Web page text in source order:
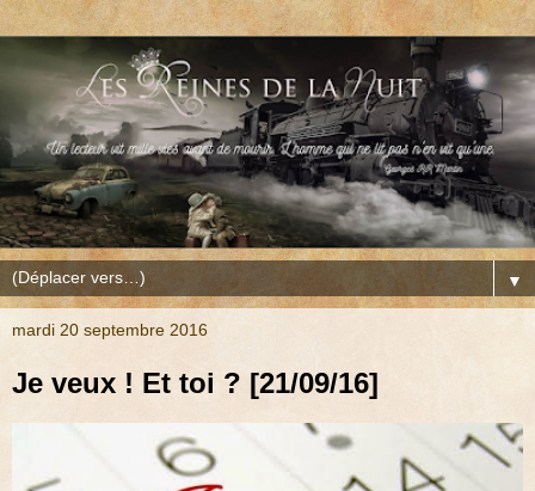
▼
mardi 20 septembre 2016
Je veux ! Et toi ? [21/09/16]